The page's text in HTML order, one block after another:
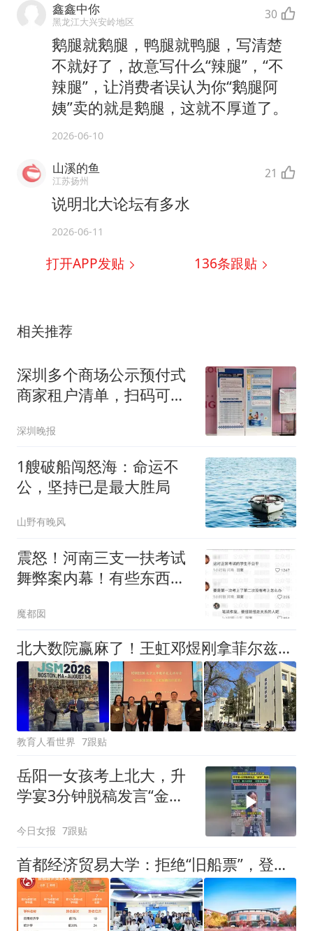
鑫鑫中你
黑龙江大兴安岭地区 30
鹅腿就鹅腿，鸭腿就鸭腿，写清楚
不就好了，故意写什么“辣腿”，“不
辣腿”，让消费者误认为你“鹅腿阿
姨”卖的就是鹅腿，这就不厚道了。
2026-06-10
山溪的鱼
江苏扬州 21
说明北大论坛有多水
2026-06-11
打开APP发贴 136条跟贴
相关推荐
深圳多个商场公示预付式
商家租户清单，扫码可查
处罚等
深圳晚报
1艘破船闯怒海：命运不
公，坚持已是最大胜局
山野有晚风
震怒！河南三支一扶考试
舞弊案内幕！有些东西根
魔都囡
‌北大数院赢麻了！王虹邓煜刚拿菲尔兹，07级校友苏炜杰又捧回“统计学诺奖”
教育人看世界 7跟贴
岳阳一女孩考上北大，升
学宴3分钟脱稿发言“金
今日女报 7跟贴
首都经济贸易大学：拒绝“旧船票”，登上“新财经”智慧方舟